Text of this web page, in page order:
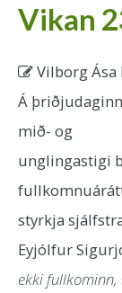
Vikan
Vilborg
Á
mið- og
unglingastigi
styrkja
Eyjólfur
ekki fullkominn,